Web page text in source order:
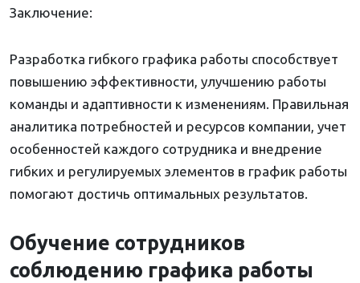
Заключение:
Разработка гибкого графика работы способствует
повышению эффективности, улучшению работы
команды и адаптивности к изменениям. Правильная
аналитика потребностей и ресурсов компании, учет
особенностей каждого сотрудника и внедрение
гибких и регулируемых элементов в график работы
помогают достичь оптимальных результатов.
Обучение сотрудников
соблюдению графика работы